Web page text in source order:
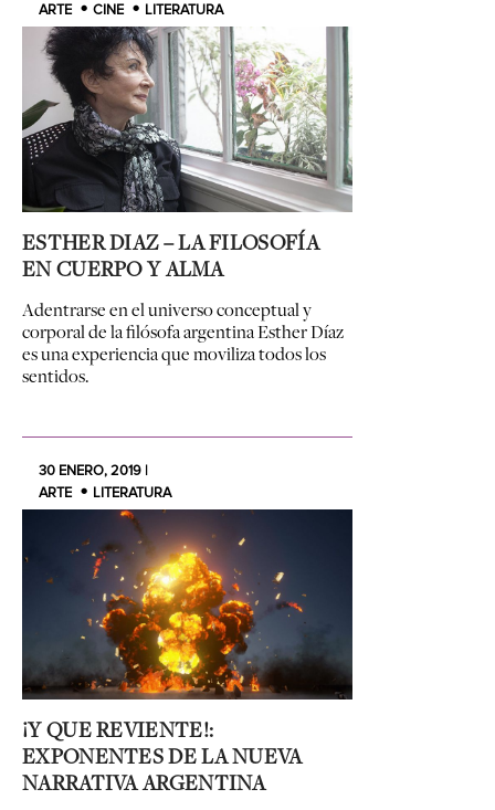
ARTE
CINE LITERATURA
ESTHER DIAZ – LA FILOSOFÍA
EN CUERPO Y ALMA
Adentrarse en el universo conceptual y
corporal de la filósofa argentina Esther Díaz
es una experiencia que moviliza todos los
sentidos.
30 ENERO, 2019 |
ARTE
LITERATURA
¡Y QUE REVIENTE!:
EXPONENTES DE LA NUEVA
NARRATIVA ARGENTINA